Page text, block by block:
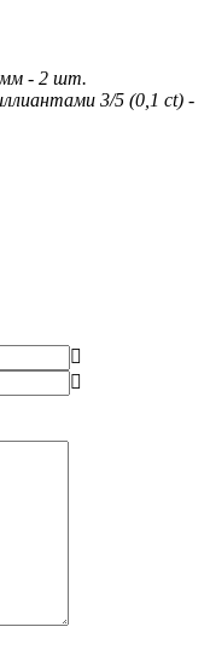
мм - 2 шт.
3/5 (0,1 сt) -